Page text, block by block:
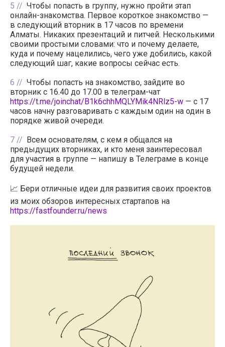
5
Чтобы попасть в группу, нужно пройти этап
онлайн-знакомства. Первое короткое знакомство —
в следующий вторник в 17 часов по времени
Алматы. Никаких презентаций и питчей. Несколькими
своими простыми словами: что и почему делаете,
куда и почему нацелились, чего уже добились, какой
следующий шаг, какие вопросы сейчас есть.
6
Чтобы попасть на знакомство, зайдите во
вторник с 16.40 до 17.00 в телеграм-чат
https://t.me/joinchat/B1k6chhMQLYMik4NRlz5-w — c 17
часов начну разговаривать с каждым один на один в
порядке живой очереди.
7
Всем основателям, с кем я общался на
предыдущих вторниках, и кто меня заинтересовал
для участия в группе — напишу в Телеграме в конце
будущей недели.
📈 Бери отличные идеи для развития своих проектов
из моих обзоров интересных стартапов на
https://fastfounder.ru/news